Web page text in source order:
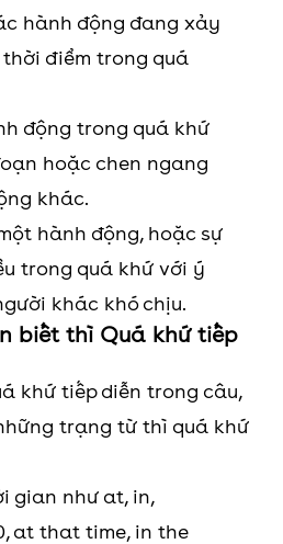
+ wasn’t/weren’t.
at 11 a.m
Where/Why/What/How
were + (not) + S + V-ing?
What was she doing in
yesterday?
hành động đang xảy
điểm trong quá
động trong quá khứ
hoặc chen ngang
khác.
hành động, hoặc sự
trong quá khứ với ý
khác khó chịu.
biết thì Quá khứ tiếp
khứ tiếp diễn trong câu,
trạng từ thì quá khứ
gian như at, in,
at that time, in the